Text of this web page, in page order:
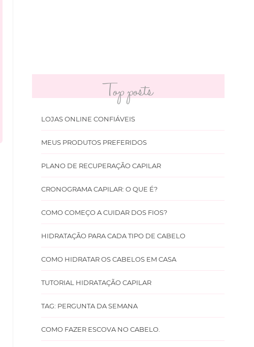
Top posts
LOJAS ONLINE CONFIÁVEIS
MEUS PRODUTOS PREFERIDOS
PLANO DE RECUPERAÇÃO CAPILAR
CRONOGRAMA CAPILAR: O QUE É?
COMO COMEÇO A CUIDAR DOS FIOS?
HIDRATAÇÃO PARA CADA TIPO DE CABELO
COMO HIDRATAR OS CABELOS EM CASA
TUTORIAL HIDRATAÇÃO CAPILAR
TAG: PERGUNTA DA SEMANA
COMO FAZER ESCOVA NO CABELO.